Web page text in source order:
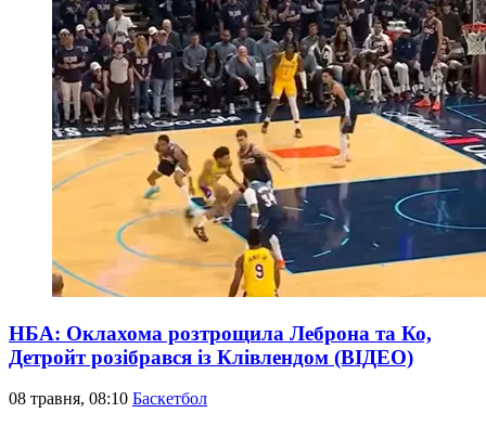
НБА: Оклахома розтрощила Леброна та Ко,
Детройт розібрався із Клівлендом (ВІДЕО)
08 травня, 08:10 Баскетбол